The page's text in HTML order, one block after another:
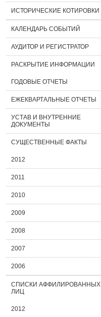
ИСТОРИЧЕСКИЕ КОТИРОВКИ
КАЛЕНДАРЬ СОБЫТИЙ
АУДИТОР И РЕГИСТРАТОР
РАСКРЫТИЕ ИНФОРМАЦИИ
ГОДОВЫЕ ОТЧЕТЫ
ЕЖЕКВАРТАЛЬНЫЕ ОТЧЕТЫ
УСТАВ И ВНУТРЕННИЕ
ДОКУМЕНТЫ
СУЩЕСТВЕННЫЕ ФАКТЫ
2012
2011
2010
2009
2008
2007
2006
СПИСКИ АФФИЛИРОВАННЫХ
ЛИЦ
2012